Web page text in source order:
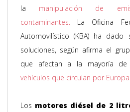
la manipulación de
contaminantes. La Oficina
Automovilístico (KBA) ha
soluciones, según afirma el
que afectan a la mayoría
vehículos que circulan por
Los motores diésel de 2